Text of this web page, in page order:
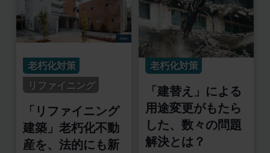
老朽化対策
リファイニング
「リファイニング
建築」老朽化不動
産を、法的にも新
老朽化対策
「建替え」による
用途変更がもたら
した、数々の問題
解決とは？